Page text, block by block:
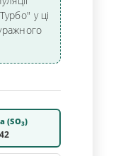
у ці
(SO3)
42